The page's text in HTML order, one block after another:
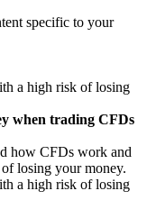
specific to your
a high risk of losing
when trading CFDs
how CFDs work and
losing your money.
a high risk of losing